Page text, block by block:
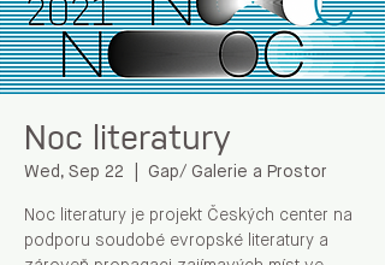
Noc literatury
Wed, Sep 22 Gap/ Galerie a Prostor
Noc literatury je projekt Českých center na
podporu soudobé evropské literatury a